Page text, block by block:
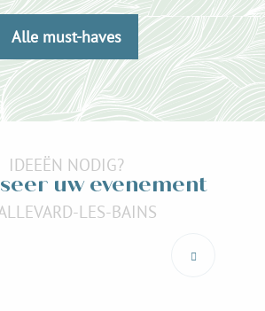
Alle must-haves
IDEEËN NODIG?
uw evenement
LES-BAINS